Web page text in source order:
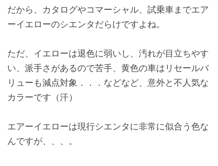
だから、カタログやコマーシャル、試乗車までエア
ーイエローのシエンタだらけですよね。
ただ、イエローは退色に弱いし、汚れが目立ちやす
い、派手さがあるので苦手、黄色の車はリセールバ
リューも減点対象．．．などなど、意外と不人気な
カラーです（汗）
エアーイエローは現行シエンタに非常に似合う色な
んですが、、、。